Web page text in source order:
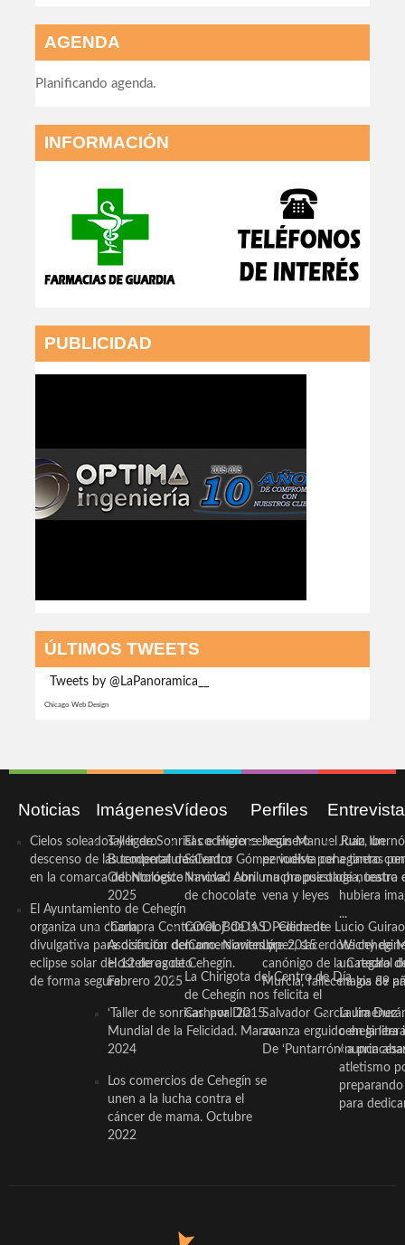
AGENDA
Planificando agenda.
INFORMACIÓN
PUBLICIDAD
ÚLTIMOS TWEETS
Tweets by @LaPanoramica__
Chicago Web Design
Noticias
Cielos soleados y ligero
descenso de las temperaturas
en la comarca del Noroeste
El Ayuntamiento de Cehegín
organiza una charla
divulgativa para disfrutar del
eclipse solar del 12 de agosto
de forma segura
Imágenes
Taller de Sonrisas e Higiene
Bucodental de ‘Centro
Odontológico Innova’. Abril
2025
‘Compra Contrarreloj’ de la
Asociación de Comerciantes y
Hosteleros de Cehegín.
Febrero 2025
‘Taller de sonrisas’ por Día
Mundial de la Felicidad. Marzo
2024
Los comercios de Cehegín se
unen a la lucha contra el
cáncer de mama. Octubre
2022
Vídeos
El cocinero ceheginero
Salvador Gómez vuelve por
Navidad con una propuesta
de chocolate
COOL BODAS. Pedida de
mano. Noviembre 2015
La Chirigota del Centro de Día
de Cehegín nos felicita el
Carnaval 2015
Perfiles
Jesús Manuel Ruiz, un
periodista ceheginero con
mucha psicología, teatro
vena y leyes
D. Clemente Lucio Guirao
López, sacerdote
canónigo de la Catedral
Murcia, fallece a los 89
Salvador García Jiménez
avanza erguido en la
De ‘Puntarrón’ a
Juan
a tantas
de nuestra
hubiera
...
Wichy de
un regalo
magia de
Laura
ceheginera
«nunca
atletismo
para